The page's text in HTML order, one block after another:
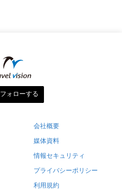
フォローする
会社概要
媒体資料
情報セキュリティ
プライバシーポリシー
利用規約